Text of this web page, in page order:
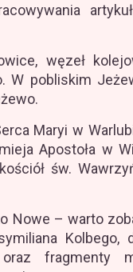
węzeł
W pobliskim
Maryi w
Apostoła w
św.
Nowe – warto
Kolbego,
fragmenty